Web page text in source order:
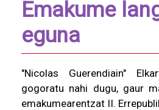
Emakume
eguna
"Nicolas Guerendiain"
gogoratu nahi dugu, gaur
emakumearentzat II.